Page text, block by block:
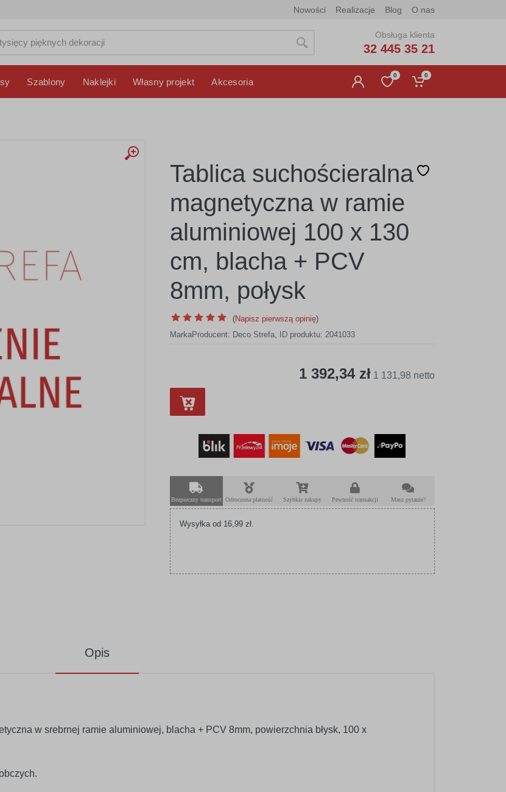
Nowości Realizacje Blog O nas
Obsługa klienta
32 445 35 21
Szablony Naklejki Własny projekt Akcesoria
0 0
Tablica suchościeralna
magnetyczna w ramie
aluminiowej 100 x 130
cm, blacha + PCV
8mm, połysk
(Napisz pierwszą opinię)
MarkaProducent: Deco Strefa, ID produktu: 2041033
1 392,34 zł 1 131,98 netto
Bezpieczny transport Odroczona płatność Szybkie zakupy Pewność transakcji Masz pytanie?
Wysyłka od 16,99 zł.
Opis
w srebrnej ramie aluminiowej, blacha + PCV 8mm, powierzchnia błysk, 100 x